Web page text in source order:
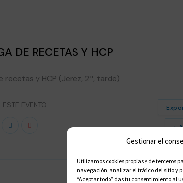
Gestionar el
Utilizamos cookies propias y de terceros
navegación, analizar el tráfico del sitio y
“Aceptar todo” das tu consentimiento al
DE RECETAS Y HCP
recetas y HCP (Jerez, 2ª, tarde)
ESTE EVENTO
+